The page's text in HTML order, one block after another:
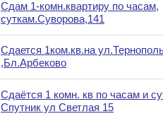
Сдам 1-комн.квартиру по часам,
суткам.Суворова,141
Сдается 1ком.кв.на
,Бл.Арбеково
Сдаётся 1 комн. кв по часам и
Спутник ул Светлая 15